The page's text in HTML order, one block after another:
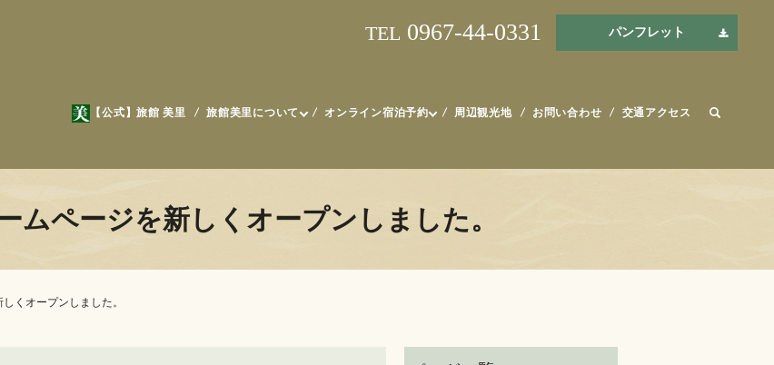
【公式】旅館 美里 旅館美里について オンライン宿泊予約 周辺観光地 お問い合わせ 交通アクセス
TEL 0967-44-0331 パンフレット
ムページを新しくオープンしました。
くオープンしました。